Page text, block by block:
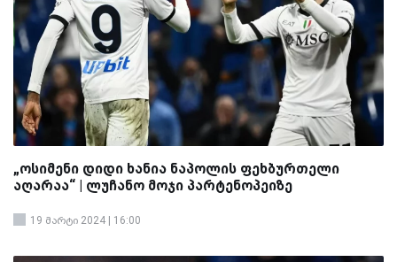
„ოსიმენი დიდი ხანია ნაპოლის ფეხბურთელი
აღარაა“ | ლუჩანო მოჯი პარტენოპეიზე
19 მარტი 2024 | 16:00